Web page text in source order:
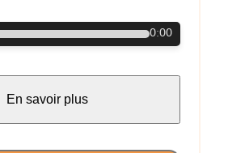
0:00
En savoir plus